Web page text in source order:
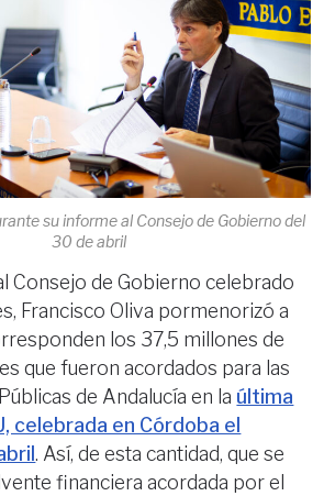
su informe al Consejo de Gobierno del
30 de abril
Consejo de Gobierno celebrado
Francisco Oliva pormenorizó a
los 37,5 millones de
que fueron acordados para las
de Andalucía en la última
celebrada en Córdoba el
. Así, de esta cantidad, que se
financiera acordada por el